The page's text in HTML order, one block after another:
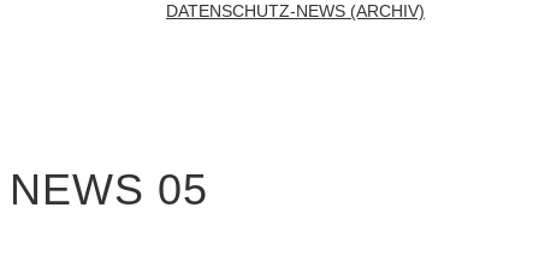
DATENSCHUTZ-NEWS (ARCHIV)
NEWS 05